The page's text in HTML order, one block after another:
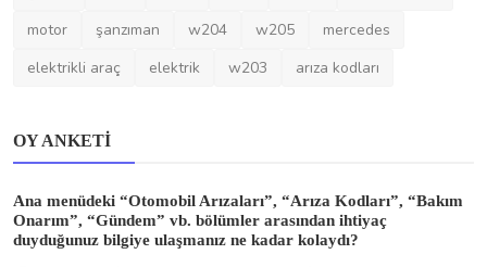
Kolay (birkaç tıklama ile istediğim kategoriye ulaştım)
Zor (istediğim bilgiyi bulmak için birkaç kez hata yaptım)
Oy Ver Sonuçları Görüntüle